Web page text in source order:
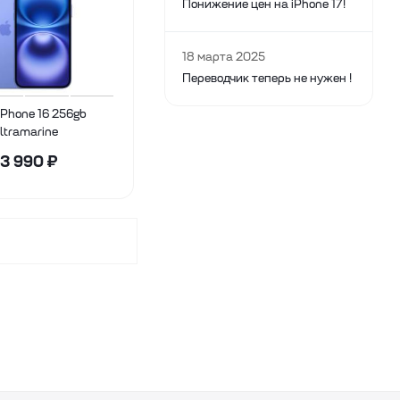
16 256gb
990₽
Понижение цен на iPhone 17!
18 марта 2025
Переводчик теперь не нужен !